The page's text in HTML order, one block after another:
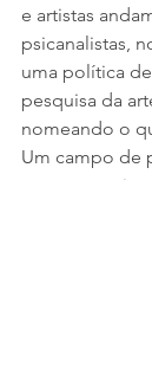
e artistas
psicanalistas,
uma política
pesquisa da
nomeando o
Um campo de
querer seguir